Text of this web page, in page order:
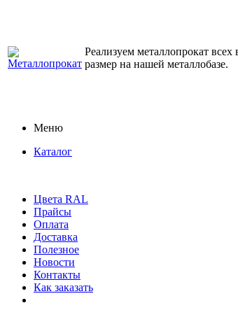
Реализуем металлопрокат
размер на нашей металлобазе.
Меню
Каталог
Цвета RAL
Прайсы
Оплата
Доставка
Полезное
Новости
Контакты
Как заказать